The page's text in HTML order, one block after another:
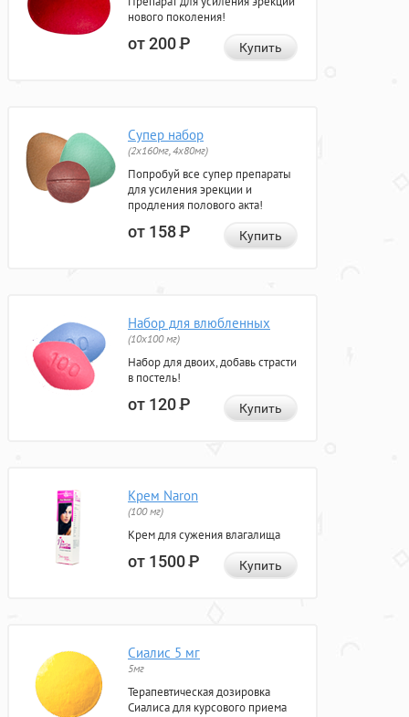
нового поколения!
от 200Р Купить
Супер набор
(2х160мг, 4х80мг)
Попробуй все супер препараты
для усиления эрекции и
продления полового акта!
от 158Р Купить
Набор для влюбленных
(10х100 мг)
Набор для двоих, добавь страсти
в постель!
от 120Р Купить
Крем Naron
(100 мг)
Крем для сужения влагалища
от 1500Р Купить
Сиалис 5 мг
5мг
Терапевтическая дозировка
Сиалиса для курсового приема